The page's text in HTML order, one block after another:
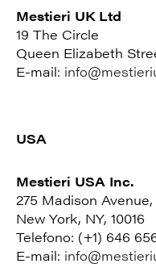
Mestieri UK Ltd
19 The Circle
Queen Elizabeth
E-mail:
USA
Mestieri USA Inc.
275 Madison Avenue,
New York, NY, 10016
Telefono: (+1) 646
E-mail: